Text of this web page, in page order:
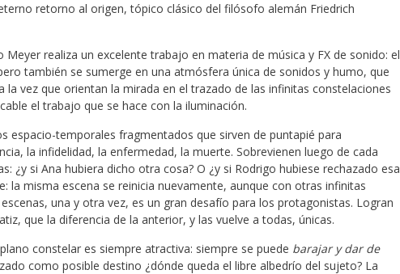
retorno al origen, tópico clásico del filósofo alemán Friedrich
realiza un excelente trabajo en materia de música y FX de sonido: el
también se sumerge en una atmósfera única de sonidos y humo, que
vez que orientan la mirada en el trazado de las infinitas constelaciones
el trabajo que se hace con la iluminación.
espacio-temporales fragmentados que sirven de puntapié para
la infidelidad, la enfermedad, la muerte. Sobrevienen luego de cada
¿y si Ana hubiera dicho otra cosa? O ¿y si Rodrigo hubiese rechazado esa
la misma escena se reinicia nuevamente, aunque con otras infinitas
una y otra vez, es un gran desafío para los protagonistas. Logran
que la diferencia de la anterior, y las vuelve a todas, únicas.
constelar es siempre atractiva: siempre se puede barajar y dar de
como posible destino ¿dónde queda el libre albedrío del sujeto? La